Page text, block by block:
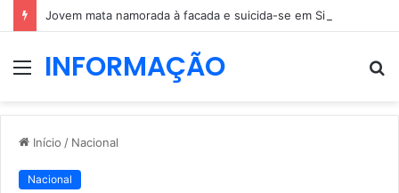
Jovem mata namorada à facada e suicida-se em Sintra
MenuINFORMAÇÃO
Início / Nacional
Nacional